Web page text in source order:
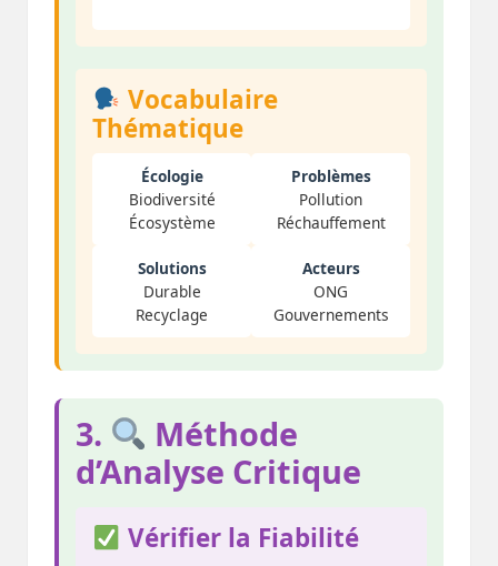
Vocabulaire
Thématique
Écologie
Biodiversité
Écosystème
Problèmes
Pollution
Réchauffement
Solutions
Durable
Recyclage
Acteurs
ONG
Gouvernements
3.
Méthode
d’Analyse Critique
Vérifier la Fiabilité